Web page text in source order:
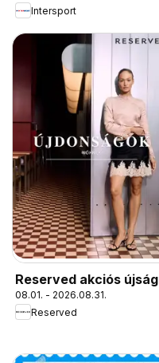
Intersport
Reserved akciós újság
08.01. - 2026.08.31.
Reserved